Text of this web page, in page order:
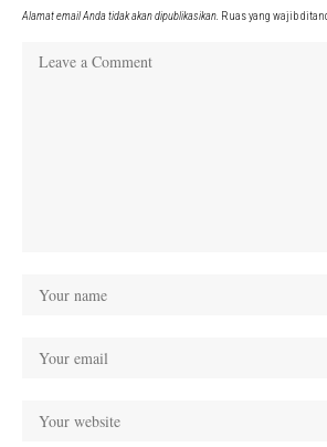
Alamat email Anda tidak akan dipublikasikan. Ruas yang wajib